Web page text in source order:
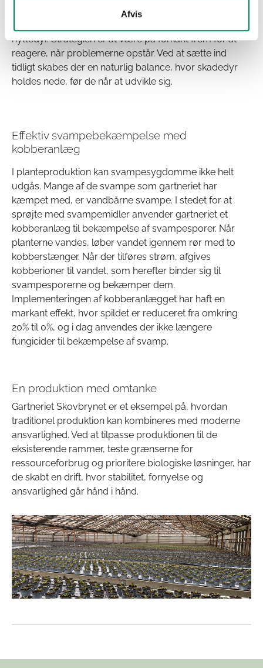
Afvis
De bekæmper eventuelle stadedyr fra starten og følger
nyttedyr. Strategien er at være på forkant frem for at
reagere, når problemerne opstår. Ved at sætte ind
tidligt skabes der en naturlig balance, hvor skadedyr
holdes nede, før de når at udvikle sig.
Effektiv svampebekæmpelse med
kobberanlæg
I planteproduktion kan svampesygdomme ikke helt
udgås. Mange af de svampe som gartneriet har
kæmpet med, er vandbårne svampe. I stedet for at
sprøjte med svampemidler anvender gartneriet et
kobberanlæg til bekæmpelse af svampesporer. Når
planterne vandes, løber vandet igennem rør med to
kobberstænger. Når der tilføres strøm, afgives
kobberioner til vandet, som herefter binder sig til
svampesporerne og bekæmper dem.
Implementeringen af kobberanlægget har haft en
markant effekt, hvor spildet er reduceret fra omkring
20% til 0%, og i dag anvendes der ikke længere
fungicider til bekæmpelse af svamp.
En produktion med omtanke
Gartneriet Skovbrynet er et eksempel på, hvordan
traditionel produktion kan kombineres med moderne
ansvarlighed. Ved at tilpasse produktionen til de
eksisterende rammer, teste grænserne for
ressourceforbrug og prioritere biologiske løsninger, har
de skabt en drift, hvor stabilitet, fornyelse og
ansvarlighed går hånd i hånd.